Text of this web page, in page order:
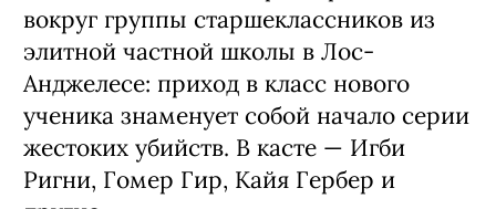
вокруг группы старшеклассников из
элитной частной школы в Лос-
Анджелесе: приход в класс нового
ученика знаменует собой начало серии
жестоких убийств. В касте — Игби
Ригни, Гомер Гир, Кайя Гербер и